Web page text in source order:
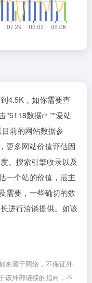
4.5K，如你需要查
"5118数据 ""爱站
前的网站数据参
更多网站价值评估因
、搜索引擎收录以及
一个站的价值，最主
需要，一些确切的数
进行洽谈提供。如该
来源于网络，不保证外
该外部链接的指向，不